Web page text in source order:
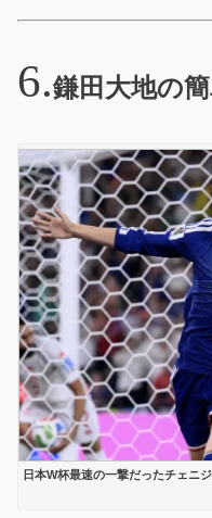
鎌田大地の
日本W杯最速の一撃だったチェニ